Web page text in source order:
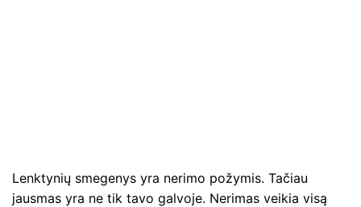
Lenktynių smegenys yra nerimo požymis. Tačiau
jausmas yra ne tik tavo galvoje. Nerimas veikia visą